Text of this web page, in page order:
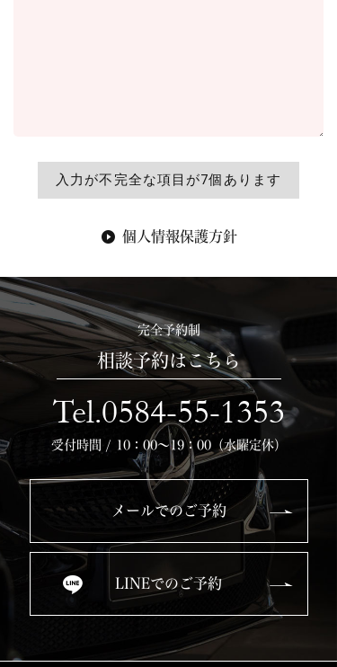
個人情報保護方針
完全予約制
相談予約はこちら
Tel.0584-55-1353
受付時間 / 10：00～19：00（水曜定休）
メールでのご予約
LINEでのご予約